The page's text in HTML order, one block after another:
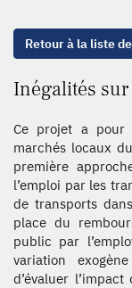
Retour à la liste
Inégalités
Ce projet a pour
marchés locaux
première
l’emploi par les
de transports
place du
public par
variation
d’évaluer